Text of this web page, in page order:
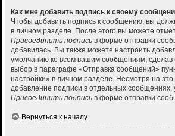
Как мне добавить подпись к своему
Чтобы добавить подпись к сообщению, вы
в личном разделе. После этого вы можете
Присоединить подпись в форме отправки
добавилась. Вы также можете настроить
умолчанию ко всем вашим сообщениям, сделав
выбор в параграфе «Отправка сообщений»
настройки» в личном разделе. Несмотря на
добавление подписи в отдельных сообщениях,
Присоединить подпись в форме отправки
Вернуться к началу